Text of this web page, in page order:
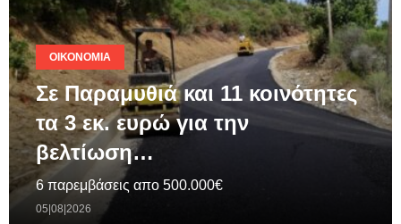
ΟΙΚΟΝΟΜΊΑ
Σε Παραμυθιά και 11 κοινότητες
τα 3 εκ. ευρώ για την
βελτίωση…
6 παρεμβάσεις απο 500.000€
05|08|2026